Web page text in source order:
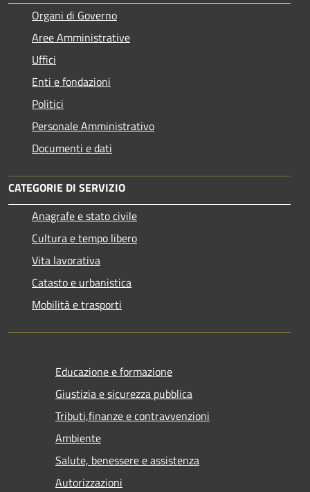
Organi di Governo
Aree Amministrative
Uffici
Enti e fondazioni
Politici
Personale Amministrativo
Documenti e dati
CATEGORIE DI SERVIZIO
Anagrafe e stato civile
Cultura e tempo libero
Vita lavorativa
Catasto e urbanistica
Mobilità e trasporti
Educazione e formazione
Giustizia e sicurezza pubblica
Tributi,finanze e contravvenzioni
Ambiente
Salute, benessere e assistenza
Autorizzazioni